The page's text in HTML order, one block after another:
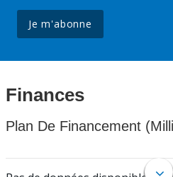
Je m'abonne
Finances
Plan De Financement